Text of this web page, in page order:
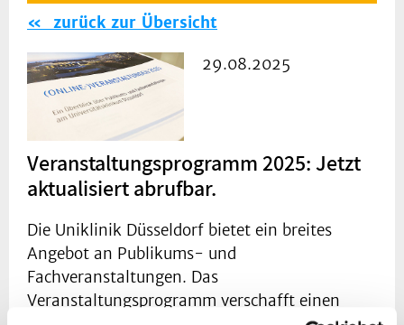
zurück zur Übersicht
29.08.2025
Veranstaltungsprogramm 2025: Jetzt
aktualisiert abrufbar.
Die Uniklinik Düsseldorf bietet ein breites
Angebot an Publikums- und
Fachveranstaltungen. Das
Veranstaltungsprogramm verschafft einen